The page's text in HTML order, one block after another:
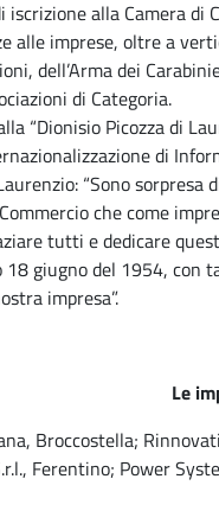
alla Camera di
alle imprese, oltre a
dell’Arma dei
di Categoria.
“Dionisio Picozza di
di
“Sono
che come
tutti e dedicare
giugno del 1954, con
impresa”.
Le
Broccostella;
Ferentino; Power